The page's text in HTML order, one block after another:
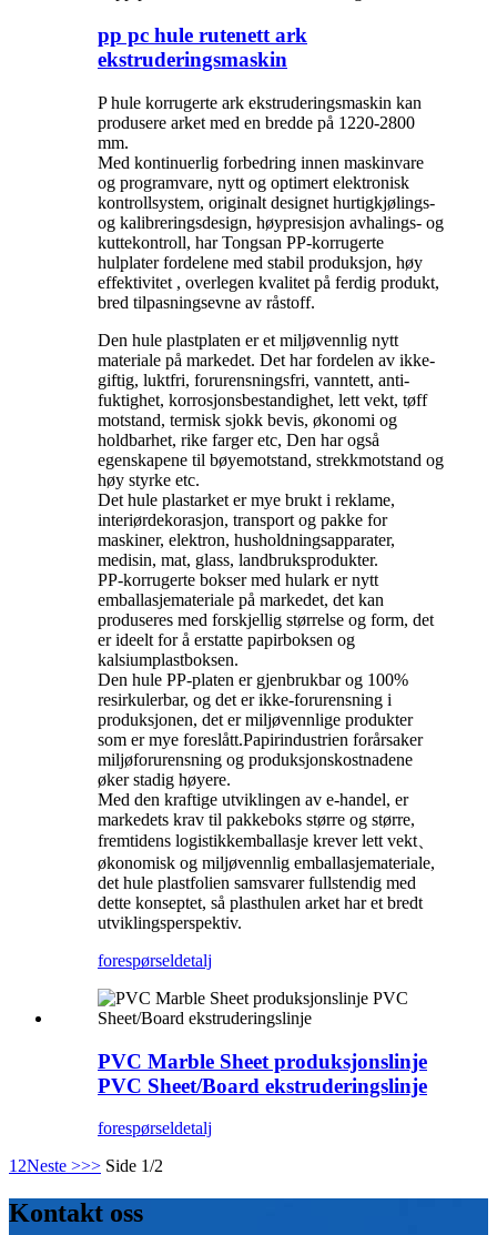
pp pc hule rutenett ark
ekstruderingsmaskin
P hule korrugerte ark ekstruderingsmaskin kan
produsere arket med en bredde på 1220-2800
mm.
Med kontinuerlig forbedring innen maskinvare
og programvare, nytt og optimert elektronisk
kontrollsystem, originalt designet hurtigkjølings-
og kalibreringsdesign, høypresisjon avhalings- og
kuttekontroll, har Tongsan PP-korrugerte
hulplater fordelene med stabil produksjon, høy
effektivitet , overlegen kvalitet på ferdig produkt,
bred tilpasningsevne av råstoff.
Den hule plastplaten er et miljøvennlig nytt
materiale på markedet. Det har fordelen av ikke-
giftig, luktfri, forurensningsfri, vanntett, anti-
fuktighet, korrosjonsbestandighet, lett vekt, tøff
motstand, termisk sjokk bevis, økonomi og
holdbarhet, rike farger etc, Den har også
egenskapene til bøyemotstand, strekkmotstand og
høy styrke etc.
Det hule plastarket er mye brukt i reklame,
interiørdekorasjon, transport og pakke for
maskiner, elektron, husholdningsapparater,
medisin, mat, glass, landbruksprodukter.
PP-korrugerte bokser med hulark er nytt
emballasjemateriale på markedet, det kan
produseres med forskjellig størrelse og form, det
er ideelt for å erstatte papirboksen og
kalsiumplastboksen.
Den hule PP-platen er gjenbrukbar og 100%
resirkulerbar, og det er ikke-forurensning i
produksjonen, det er miljøvennlige produkter
som er mye foreslått.Papirindustrien forårsaker
miljøforurensning og produksjonskostnadene
øker stadig høyere.
Med den kraftige utviklingen av e-handel, er
markedets krav til pakkeboks større og større,
fremtidens logistikkemballasje krever lett vekt、
økonomisk og miljøvennlig emballasjemateriale,
det hule plastfolien samsvarer fullstendig med
dette konseptet, så plasthulen arket har et bredt
utviklingsperspektiv.
forespørseldetalj
PVC Marble Sheet produksjonslinje
PVC Sheet/Board ekstruderingslinje
forespørseldetalj
1 2Neste >>> Side 1/2
Kontakt oss